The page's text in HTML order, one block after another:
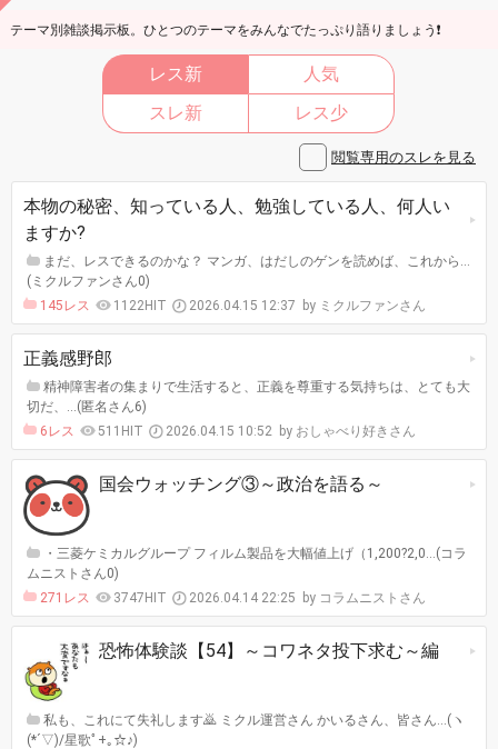
テーマ別雑談掲示板。ひとつのテーマをみんなでたっぷり語りましょう❗
レス新
人気
スレ新
レス少
閲覧専用のスレを見る
本物の秘密、知っている人、勉強している人、何人い
ますか?
まだ、レスできるのかな？ マンガ、はだしのゲンを読めば、これから…
(ミクルファンさん0)
145レス
1122HIT 2026.04.15 12:37 ミクルファンさん
正義感野郎
精神障害者の集まりで生活すると、正義を尊重する気持ちは、とても大
切だ、…(匿名さん6)
6レス
511HIT 2026.04.15 10:52 おしゃべり好きさん
国会ウォッチング③～政治を語る～
・三菱ケミカルグループ フィルム製品を大幅値上げ（1,200?2,0…(コラ
ムニストさん0)
271レス
3747HIT 2026.04.14 22:25 コラムニストさん
恐怖体験談【54】～コワネタ投下求む～編
私も、これにて失礼します🙇 ミクル運営さん かいるさん、皆さん…(ヽ
(*´▽)/星歌ﾟ+｡☆♪)